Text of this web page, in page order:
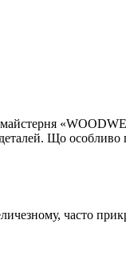
Що особливо
часто